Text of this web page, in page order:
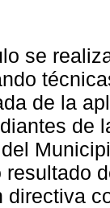
se
de la
de
resultado
directiva